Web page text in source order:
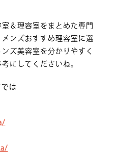
＆理容室をまとめた専門
ンズおすすめ理容室に選
ズ美容室を分かりやすく
にしてくださいね。
は